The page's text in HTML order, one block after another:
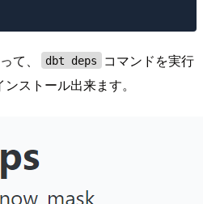
て、 dbt deps
コマンドを実行
ストール出来ます。